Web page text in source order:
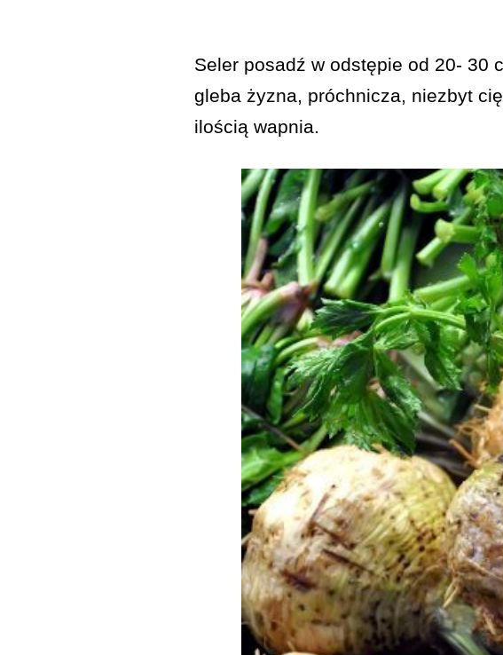
Seler posadź w odstępie od 20- 30
gleba żyzna, próchnicza, niezbyt
ilością wapnia.